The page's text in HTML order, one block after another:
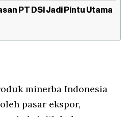
PT DSI Jadi Pintu Utama
minerba Indonesia
pasar ekspor,